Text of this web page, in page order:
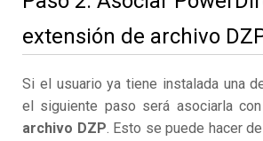
extensión de archivo
Si el usuario ya tiene instalada una
el siguiente paso será asociarla con
archivo DZP. Esto se puede hacer